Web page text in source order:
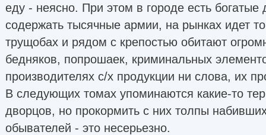
еду - неясно. При этом в городе есть богатые
содержать тысячные армии, на рынках идет
трущобах и рядом с крепостью обитают
бедняков, попрошаек, криминальных
производителях с/х продукции ни слова, их
В следующих томах упоминаются какие-то
дворцов, но прокормить с них толпы
обывателей - это несерьезно.